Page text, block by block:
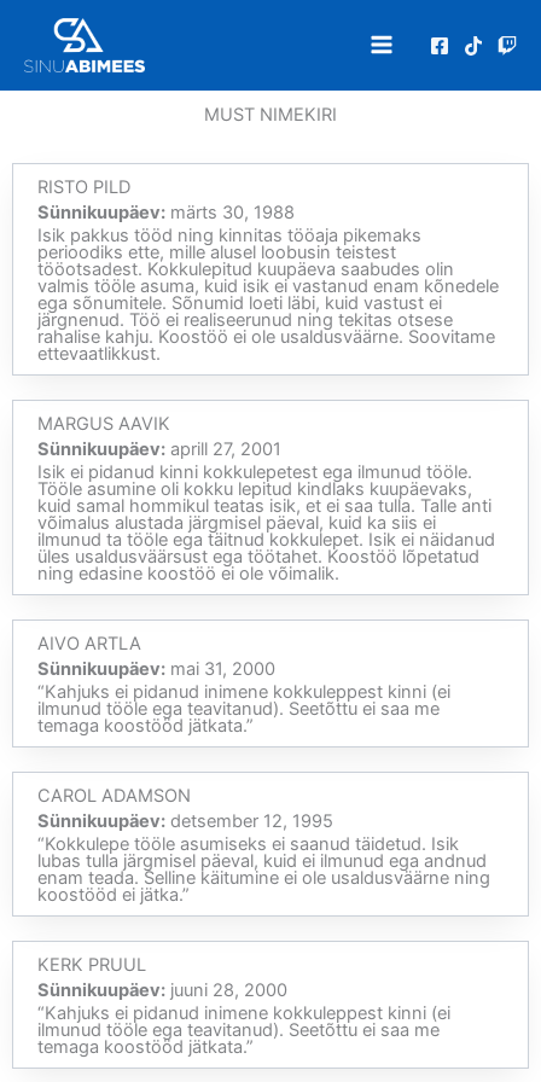
content
MUST NIMEKIRI
RISTO PILD
Sünnikuupäev: märts 30, 1988
Isik pakkus tööd ning kinnitas tööaja pikemaks
perioodiks ette, mille alusel loobusin teistest
tööotsadest. Kokkulepitud kuupäeva saabudes olin
valmis tööle asuma, kuid isik ei vastanud enam kõnedele
ega sõnumitele. Sõnumid loeti läbi, kuid vastust ei
järgnenud. Töö ei realiseerunud ning tekitas otsese
rahalise kahju. Koostöö ei ole usaldusväärne. Soovitame
ettevaatlikkust.
MARGUS AAVIK
Sünnikuupäev: aprill 27, 2001
Isik ei pidanud kinni kokkulepetest ega ilmunud tööle.
Tööle asumine oli kokku lepitud kindlaks kuupäevaks,
kuid samal hommikul teatas isik, et ei saa tulla. Talle anti
võimalus alustada järgmisel päeval, kuid ka siis ei
ilmunud ta tööle ega täitnud kokkulepet. Isik ei näidanud
üles usaldusväärsust ega töötahet. Koostöö lõpetatud
ning edasine koostöö ei ole võimalik.
AIVO ARTLA
Sünnikuupäev: mai 31, 2000
“Kahjuks ei pidanud inimene kokkuleppest kinni (ei
ilmunud tööle ega teavitanud). Seetõttu ei saa me
temaga koostööd jätkata.”
CAROL ADAMSON
Sünnikuupäev: detsember 12, 1995
“Kokkulepe tööle asumiseks ei saanud täidetud. Isik
lubas tulla järgmisel päeval, kuid ei ilmunud ega andnud
enam teada. Selline käitumine ei ole usaldusväärne ning
koostööd ei jätka.”
KERK PRUUL
Sünnikuupäev: juuni 28, 2000
“Kahjuks ei pidanud inimene kokkuleppest kinni (ei
ilmunud tööle ega teavitanud). Seetõttu ei saa me
temaga koostööd jätkata.”